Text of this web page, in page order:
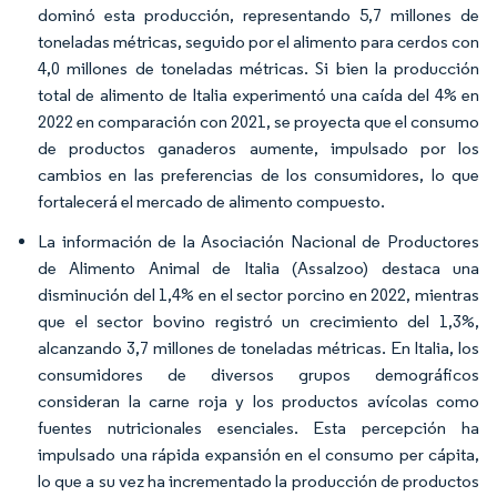
dominó esta producción, representando 5,7 millones de
toneladas métricas, seguido por el alimento para cerdos con
4,0 millones de toneladas métricas. Si bien la producción
total de alimento de Italia experimentó una caída del 4% en
2022 en comparación con 2021, se proyecta que el consumo
de productos ganaderos aumente, impulsado por los
cambios en las preferencias de los consumidores, lo que
fortalecerá el mercado de alimento compuesto.
La información de la Asociación Nacional de Productores
de Alimento Animal de Italia (Assalzoo) destaca una
disminución del 1,4% en el sector porcino en 2022, mientras
que el sector bovino registró un crecimiento del 1,3%,
alcanzando 3,7 millones de toneladas métricas. En Italia, los
consumidores de diversos grupos demográficos
consideran la carne roja y los productos avícolas como
fuentes nutricionales esenciales. Esta percepción ha
impulsado una rápida expansión en el consumo per cápita,
lo que a su vez ha incrementado la producción de productos